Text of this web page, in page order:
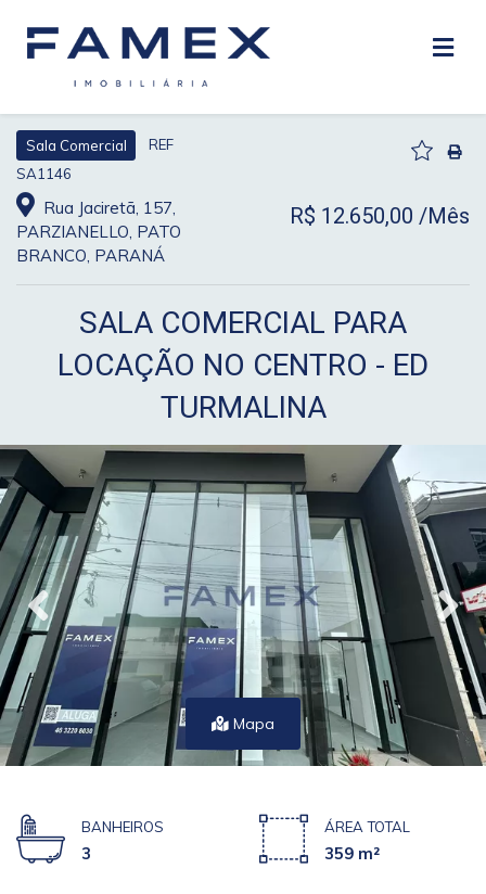
Sala Comercial
REF
SA1146
Rua Jaciretã, 157,
PARZIANELLO, PATO
BRANCO, PARANÁ
R$ 12.650,00 /Mês
SALA COMERCIAL PARA
LOCAÇÃO NO CENTRO - ED
TURMALINA
Mapa
BANHEIROS
3
ÁREA TOTAL
359 m²